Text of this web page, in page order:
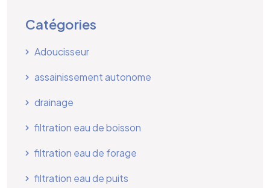
Catégories
Adoucisseur
assainissement autonome
drainage
filtration eau de boisson
filtration eau de forage
filtration eau de puits